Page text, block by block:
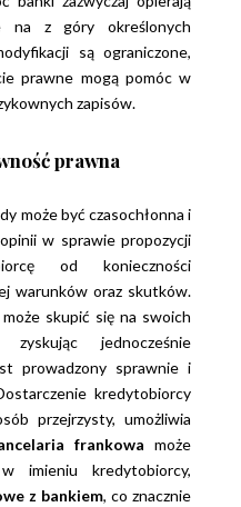
na z góry określonych
są ograniczone,
prawne mogą pomóc w
zapisów.
prawna
może być czasochłonna i
opinii w sprawiepropozycji
od konieczności
warunków oraz skutków.
skupić się na swoich
zyskując jednocześnie
prowadzony sprawnie i
kredytobiorcy
przejrzysty, umożliwia
frankowa może
imieniu kredytobiorcy,
z bankiem, co znacznie